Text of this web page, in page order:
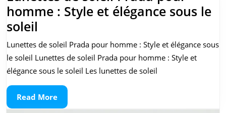
homme : Style et élégance sous le
soleil
de
soleil
Prada
pour
homme
Lunettes de soleil Prada pour homme : Style et élégance sous
le soleil Lunettes de soleil Prada pour homme : Style et
élégance sous le soleil Les lunettes de soleil
Read MoreRead
More